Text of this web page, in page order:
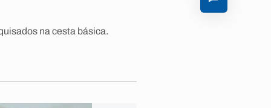
na cesta básica.